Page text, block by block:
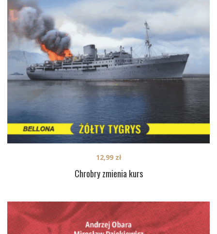
Chrobry zmienia kurs
12,99 zł